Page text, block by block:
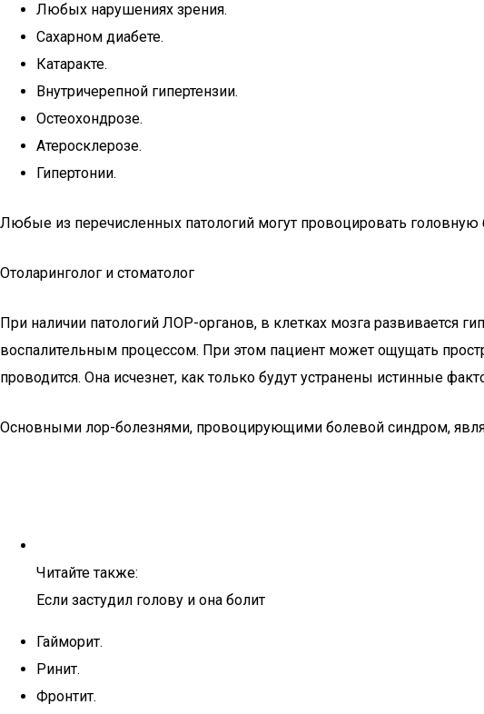
Любых нарушениях зрения.
Сахарном диабете.
Катаракте.
Внутричерепной гипертензии.
Остеохондрозе.
Атеросклерозе.
Гипертонии.
Любые из перечисленных патологий могут провоцировать головную
Отоларинголог и стоматолог
При наличии патологий ЛОР-органов, в клетках мозга развивается
воспалительным процессом. При этом пациент может ощущать
проводится. Она исчезнет, как только будут устранены истинные
Основными лор-болезнями, провоцирующими болевой синдром,
Читайте также:
Если застудил голову и она болит
Гайморит.
Ринит.
Фронтит.